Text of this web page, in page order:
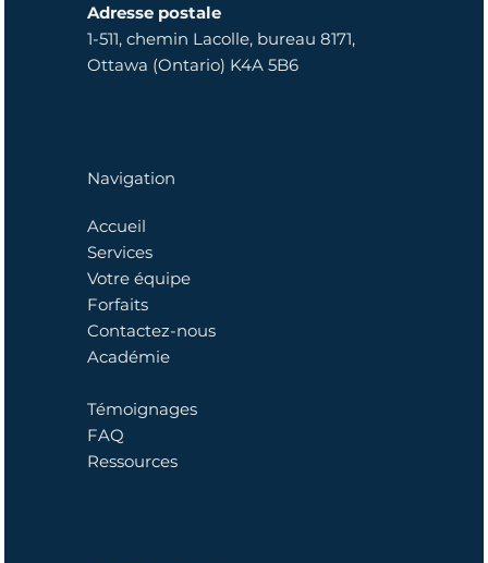
Adresse postale
1-511, chemin Lacolle, bureau 8171,
Ottawa (Ontario) K4A 5B6
Navigation
Accueil
Services
Votre équipe
Forfaits
Contactez-nous
Académie
Témoignages
FAQ
Ressources